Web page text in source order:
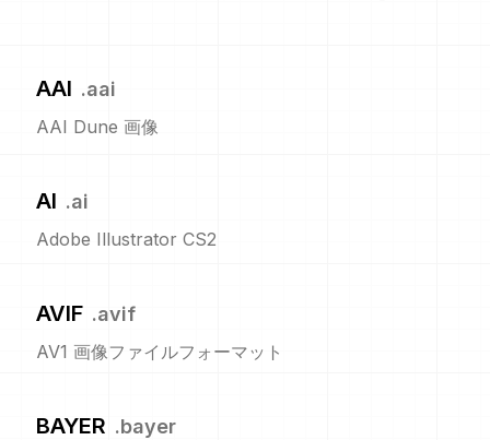
AAI .aai
AAI Dune 画像
AI .ai
Adobe Illustrator CS2
AVIF .avif
AV1 画像ファイルフォーマット
BAYER .bayer